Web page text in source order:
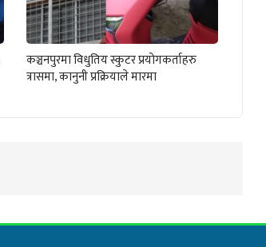
कञ्चनपुरमा विधुतिय स्कुटर प्रयोगकर्ताहरु
त्रासमा, कानुनी प्रक्रियाले मारमा